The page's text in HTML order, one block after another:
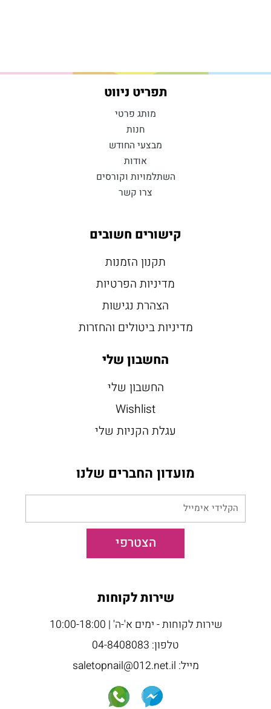
תפריט ניווט
מותג פרטי
חנות
מבצעי החודש
אודות
השתלמויות וקורסים
צרו קשר
קישורים חשובים
תקנון הזמנות
מדיניות הפרטיות
הצהרת נגישות
מדיניות ביטולים והחזרות
החשבון שלי
החשבון שלי
Wishlist
עגלת הקניות שלי
מועדון החברים שלנו
הקלידי
אימייל
הצטרפי
שירות לקוחות
שירות לקוחות - ימים א'-ה' | 10:00-18:00
טלפון: 04-8408083
מייל: saletopnail@012.net.il